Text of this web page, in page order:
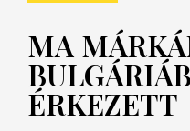
MA
ÉRKEZETT